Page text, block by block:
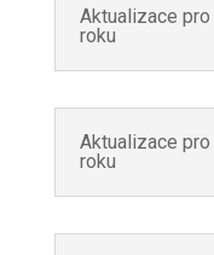
Aktualizace
roku
Aktualizace
roku